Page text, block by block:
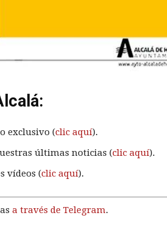
exclusivo (clic aquí).
últimas noticias (clic aquí).
vídeos (clic aquí).
a través de Telegram.